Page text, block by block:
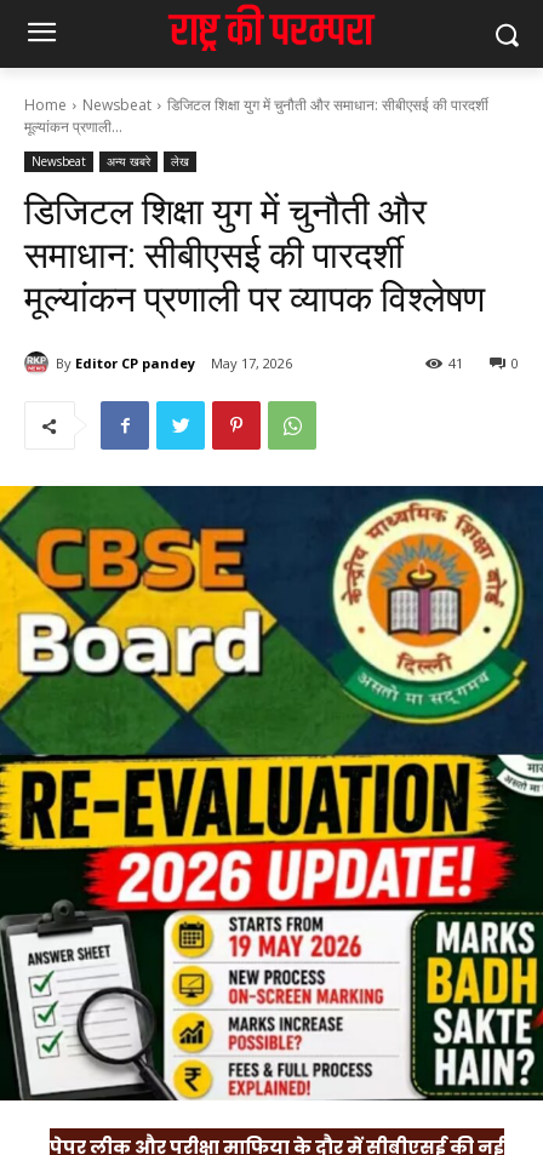
Home Newsbeat
डिजिटल शिक्षा युग में चुनौती और समाधान: सीबीएसई की पारदर्शी
मूल्यांकन प्रणाली...
Newsbeat अन्य खबरे लेख
डिजिटल शिक्षा युग में चुनौती और
समाधान: सीबीएसई की पारदर्शी
मूल्यांकन प्रणाली पर व्यापक विश्लेषण
By Editor CP pandey May 17, 2026 0
41
पेपर लीक और परीक्षा माफिया के दौर में सीबीएसई की नई